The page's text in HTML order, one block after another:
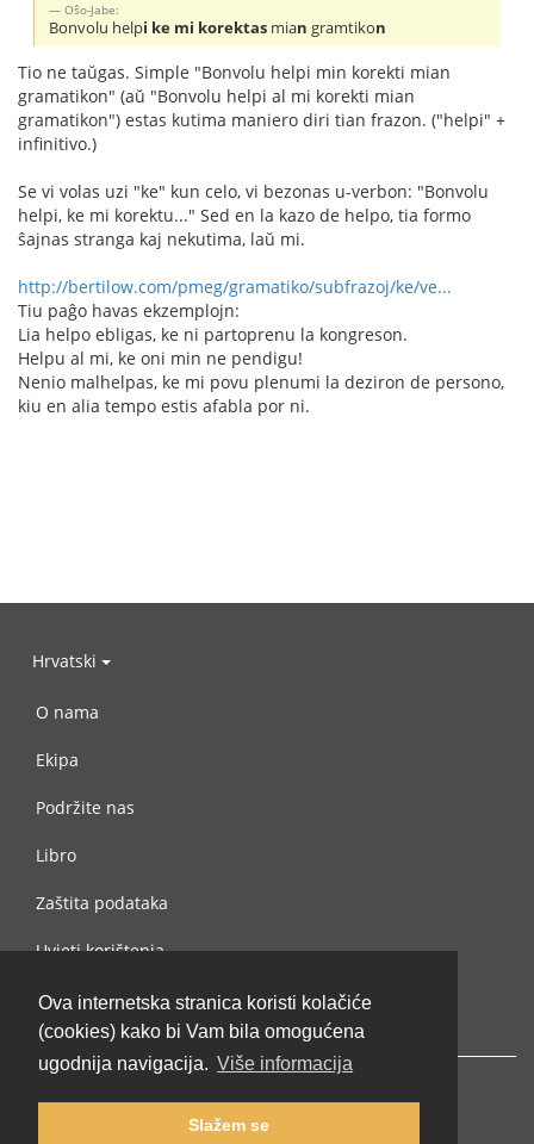
Ova internetska stranica koristi kolačiće
(cookies) kako bi Vam bila omogućena
ugodnija navigacija. Više informacija
Slažem se
Oŝo-Jabe:
Bonvolu helpi ke mi korektas mian gramtikon
Tio ne taŭgas. Simple "Bonvolu helpi min korekti mian
gramatikon" (aŭ "Bonvolu helpi al mi korekti mian
gramatikon") estas kutima maniero diri tian frazon. ("helpi" +
infinitivo.)
Se vi volas uzi "ke" kun celo, vi bezonas u-verbon: "Bonvolu
helpi, ke mi korektu..." Sed en la kazo de helpo, tia formo
ŝajnas stranga kaj nekutima, laŭ mi.
http://bertilow.com/pmeg/gramatiko/subfrazoj/ke/ve...
Tiu paĝo havas ekzemplojn:
Lia helpo ebligas, ke ni partoprenu la kongreson.
Helpu al mi, ke oni min ne pendigu!
Nenio malhelpas, ke mi povu plenumi la deziron de persono,
kiu en alia tempo estis afabla por ni.
Hrvatski
O nama
Ekipa
Podržite nas
Libro
Zaštita podataka
Uvjeti korištenja
Kontaktiraj nas